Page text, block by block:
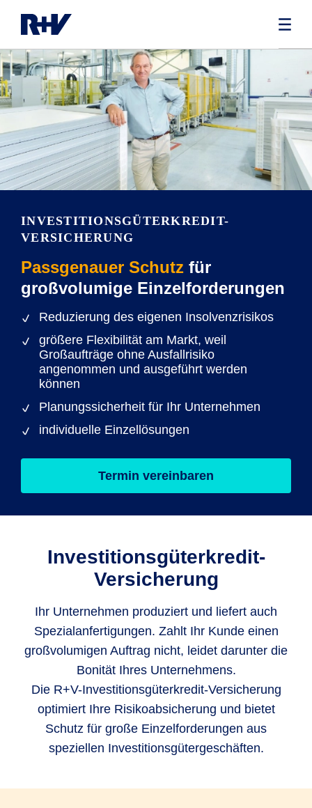
INVESTITIONSGÜTERKREDIT-
VERSICHERUNG
Passgenauer Schutz für
großvolumige Einzelforderungen
Reduzierung des eigenen Insolvenzrisikos
größere Flexibilität am Markt, weil
Großaufträge ohne Ausfallrisiko
angenommen und ausgeführt werden
können
Planungssicherheit für Ihr Unternehmen
individuelle Einzellösungen
Termin vereinbaren
Investitionsgüterkredit-
Versicherung
Ihr Unternehmen produziert und liefert auch
Spezialanfertigungen. Zahlt Ihr Kunde einen
großvolumigen Auftrag nicht, leidet darunter die
Bonität Ihres Unternehmens.
Die R+V-Investitionsgüterkredit-Versicherung
optimiert Ihre Risikoabsicherung und bietet
Schutz für große Einzelforderungen aus
speziellen Investitionsgütergeschäften.